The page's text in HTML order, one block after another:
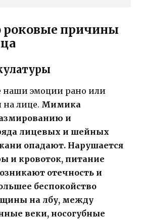
роковые причины
наши эмоции рано или
на лице. Мимика
и
лицевых и шейных
опадают. Нарушается
и кровоток, питание
отечность и
беспокойство
на лбу, между
веки, носогубные